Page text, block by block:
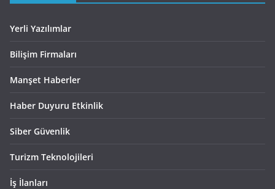
Yerli Yazılımlar
Bilişim Firmaları
Manşet Haberler
Haber Duyuru Etkinlik
Siber Güvenlik
Turizm Teknolojileri
İş İlanları